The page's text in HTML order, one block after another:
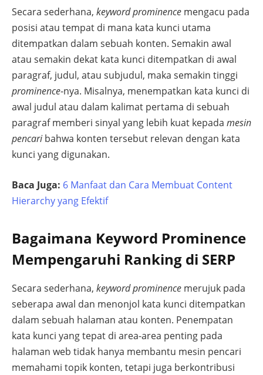
Secara sederhana, keyword prominence mengacu pada
posisi atau tempat di mana kata kunci utama
ditempatkan dalam sebuah konten. Semakin awal
atau semakin dekat kata kunci ditempatkan di awal
paragraf, judul, atau subjudul, maka semakin tinggi
prominence-nya. Misalnya, menempatkan kata kunci di
awal judul atau dalam kalimat pertama di sebuah
paragraf memberi sinyal yang lebih kuat kepada mesin
pencaribahwa konten tersebut relevan dengan kata
kunci yang digunakan.
Baca Juga: 6 Manfaat dan Cara Membuat Content
Hierarchy yang Efektif
Bagaimana Keyword Prominence
Mempengaruhi Ranking di SERP
Secara sederhana, keyword prominence merujuk pada
seberapa awal dan menonjol kata kunci ditempatkan
dalam sebuah halaman atau konten. Penempatan
kata kunci yang tepat di area-area penting pada
halaman web tidak hanya membantu mesin pencari
memahami topik konten, tetapi juga berkontribusi